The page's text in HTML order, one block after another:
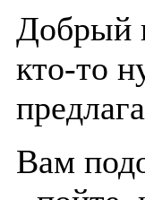
Добрый
кто-то
Вам